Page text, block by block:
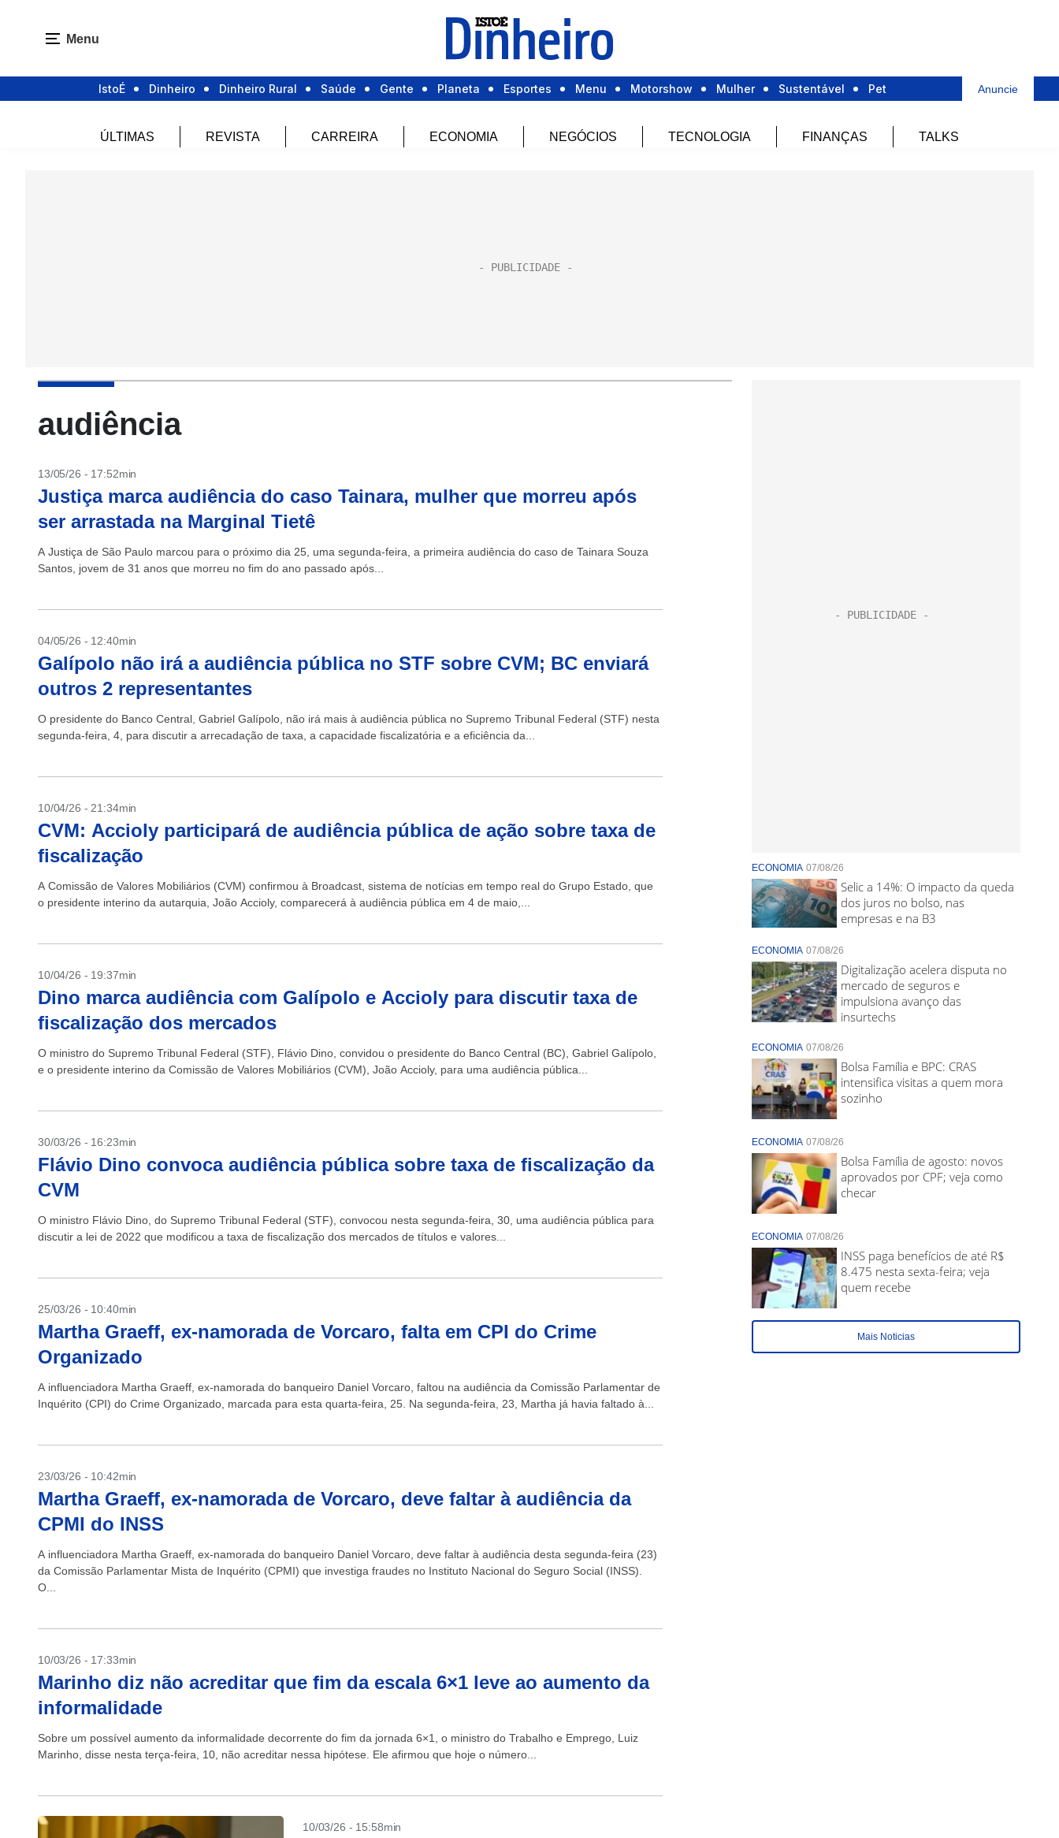
Menu
IstoÉ Dinheiro Dinheiro Rural Saúde Gente Planeta Esportes Menu Motorshow Mulher Sustentável Pet Anuncie
ÚLTIMAS REVISTA CARREIRA ECONOMIA NEGÓCIOS TECNOLOGIA FINANÇAS TALKS
audiência
13/05/26 - 17:52min
Justiça marca audiência do caso Tainara, mulher que morreu após
ser arrastada na Marginal Tietê
A Justiça de São Paulo marcou para o próximo dia 25, uma segunda-feira, a primeira audiência do caso de Tainara Souza
Santos, jovem de 31 anos que morreu no fim do ano passado após...
04/05/26 - 12:40min
Galípolo não irá a audiência pública no STF sobre CVM; BC enviará
outros 2 representantes
O presidente do Banco Central, Gabriel Galípolo, não irá mais à audiência pública no Supremo Tribunal Federal (STF) nesta
segunda-feira, 4, para discutir a arrecadação de taxa, a capacidade fiscalizatória e a eficiência da...
10/04/26 - 21:34min
CVM: Accioly participará de audiência pública de ação sobre taxa de
fiscalização
A Comissão de Valores Mobiliários (CVM) confirmou à Broadcast, sistema de notícias em tempo real do Grupo Estado, que
o presidente interino da autarquia, João Accioly, comparecerá à audiência pública em 4 de maio,...
10/04/26 - 19:37min
Dino marca audiência com Galípolo e Accioly para discutir taxa de
fiscalização dos mercados
O ministro do Supremo Tribunal Federal (STF), Flávio Dino, convidou o presidente do Banco Central (BC), Gabriel Galípolo,
e o presidente interino da Comissão de Valores Mobiliários (CVM), João Accioly, para uma audiência pública...
30/03/26 - 16:23min
Flávio Dino convoca audiência pública sobre taxa de fiscalização da
CVM
O ministro Flávio Dino, do Supremo Tribunal Federal (STF), convocou nesta segunda-feira, 30, uma audiência pública para
discutir a lei de 2022 que modificou a taxa de fiscalização dos mercados de títulos e valores...
25/03/26 - 10:40min
Martha Graeff, ex-namorada de Vorcaro, falta em CPI do Crime
Organizado
A influenciadora Martha Graeff, ex-namorada do banqueiro Daniel Vorcaro, faltou na audiência da Comissão Parlamentar de
Inquérito (CPI) do Crime Organizado, marcada para esta quarta-feira, 25. Na segunda-feira, 23, Martha já havia faltado à...
23/03/26 - 10:42min
Martha Graeff, ex-namorada de Vorcaro, deve faltar à audiência da
CPMI do INSS
A influenciadora Martha Graeff, ex-namorada do banqueiro Daniel Vorcaro, deve faltar à audiência desta segunda-feira (23)
da Comissão Parlamentar Mista de Inquérito (CPMI) que investiga fraudes no Instituto Nacional do Seguro Social (INSS).
O...
10/03/26 - 17:33min
Marinho diz não acreditar que fim da escala 6×1 leve ao aumento da
informalidade
Sobre um possível aumento da informalidade decorrente do fim da jornada 6×1, o ministro do Trabalho e Emprego, Luiz
Marinho, disse nesta terça-feira, 10, não acreditar nessa hipótese. Ele afirmou que hoje o número...
10/03/26 - 15:58min
ECONOMIA 07/08/26
Selic a 14%: O impacto da queda
dos juros no bolso, nas
empresas e na B3
ECONOMIA 07/08/26
Digitalização acelera disputa no
mercado de seguros e
impulsiona avanço das
insurtechs
ECONOMIA 07/08/26
Bolsa Família e BPC: CRAS
intensifica visitas a quem mora
sozinho
ECONOMIA 07/08/26
Bolsa Família de agosto: novos
aprovados por CPF; veja como
checar
ECONOMIA 07/08/26
INSS paga benefícios de até R$
8.475 nesta sexta-feira; veja
quem recebe
Mais Noticias